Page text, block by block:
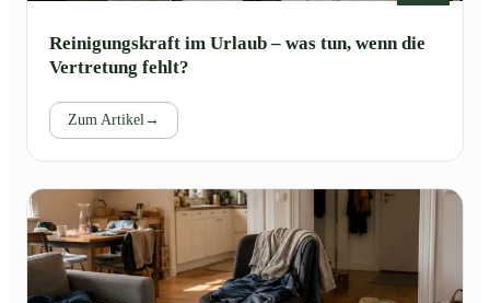
Reinigungskraft im Urlaub – was tun, wenn die
Vertretung fehlt?
Zum Artikel→